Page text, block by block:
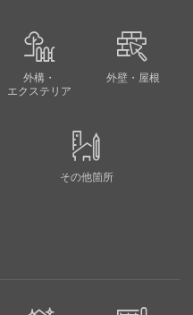
外構・
エクステリア
外壁・屋根
その他箇所